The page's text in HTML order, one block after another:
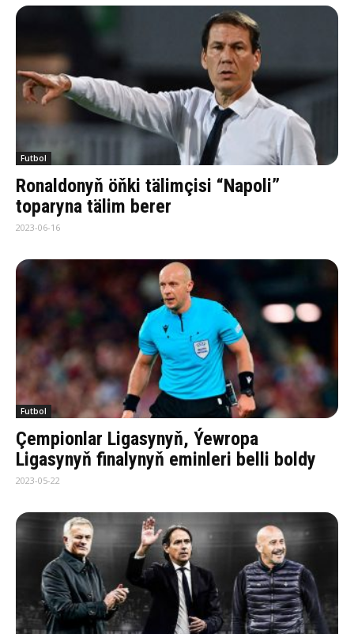
Futbol
Ronaldonyň öňki tälimçisi “Napoli”
toparyna tälim berer
2023-06-16
Futbol
Çempionlar Ligasynyň, Ýewropa
Ligasynyň finalynyň eminleri belli boldy
2023-05-22